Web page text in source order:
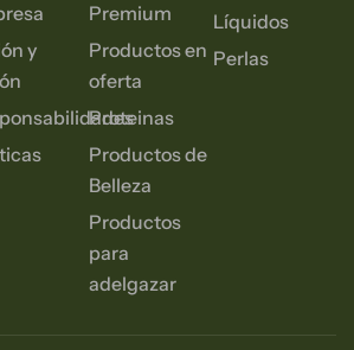
y
Premium
Productos en
oferta
Proteinas
Productos de
Belleza
Productos
para
adelgazar
Líquidos
Perlas